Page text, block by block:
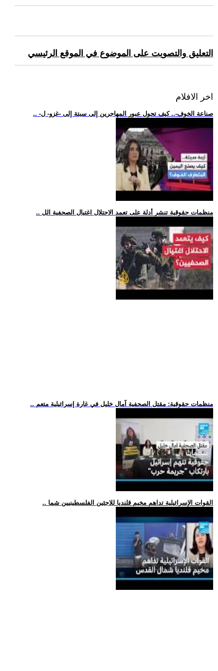
التعليق والتصويت على الموضوع في الموقع الرئيسي
اخر الافلام
.. -صناعة الخوف-.. كيف تحول عبور المهاجرين إلى سبتة إلى -غزو- ل
.. منظمات حقوقية تنشر أدلة على تعمد الاحتلال اغتيال الصحفية الل
.. منظمات حقوقية: مقتل الصحفية آمال خليل في غارة إسرائيلية متعم
.. القوات الإسرائيلية تداهم مخيم قلنديا للاجئين الفلسطينيين شما